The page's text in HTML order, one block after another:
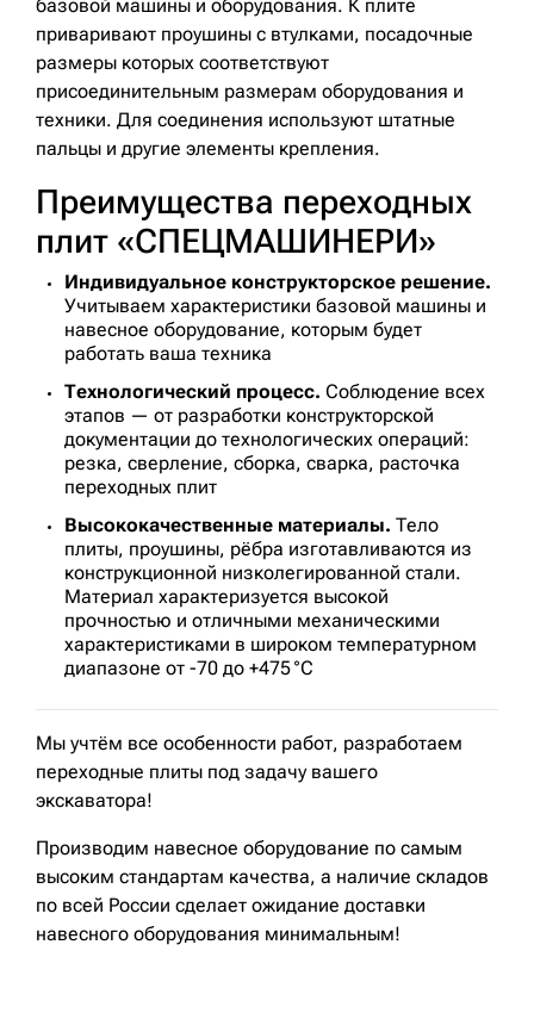
базовой машины и оборудования. К плите
приваривают проушины с втулками, посадочные
размеры которых соответствуют
присоединительным размерам оборудования и
техники. Для соединения используют штатные
пальцы и другие элементы крепления.
Преимущества переходных
плит «СПЕЦМАШИНЕРИ»
Индивидуальное конструкторское решение.
Учитываем характеристики базовой машины и
навесное оборудование, которым будет
работать ваша техника
Технологический процесс. Соблюдение всех
этапов — от разработки конструкторской
документации до технологических операций:
резка, сверление, сборка, сварка, расточка
переходных плит
Высококачественные материалы. Тело
плиты, проушины, рёбра изготавливаются из
конструкционной низколегированной стали.
Материал характеризуется высокой
прочностью и отличными механическими
характеристиками в широком температурном
диапазоне от -70 до +475 °C
Мы учтём все особенности работ, разработаем
переходные плиты под задачу вашего
экскаватора!
Производим навесное оборудование по самым
высоким стандартам качества, а наличие складов
по всей России сделает ожидание доставки
навесного оборудования минимальным!